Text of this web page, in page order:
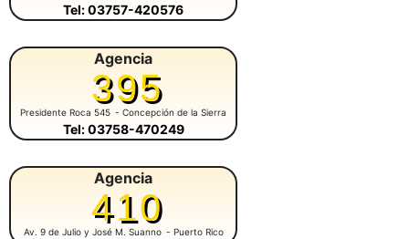
Tel: 03757-420576
Agencia
395
Presidente Roca 545 - Concepción de la Sierra
Tel: 03758-470249
Agencia
410
Av. 9 de Julio y José M. Suanno - Puerto Rico